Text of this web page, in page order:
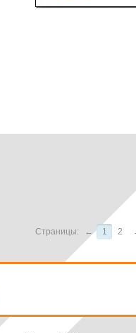
Страницы: ← 1 2